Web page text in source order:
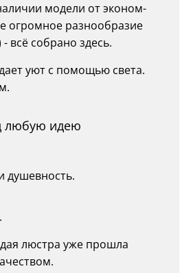
модели от эконом-
огромное разнообразие
всё собрано здесь.
уют с помощью света.
любую идею
душевность.
люстра уже прошла